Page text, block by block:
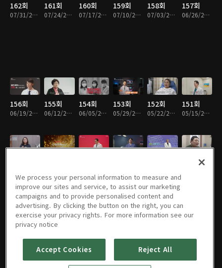
162회
07/31/2026 • 49분
161회
07/24/2026 • 48분
160회
07/17/2026 • 48분
159회
07/10/2026 • 48분
158회
07/03/2026 • 47분
157회
06/26/2026 • 47분
156회
06/19/2026 • 47분
155회
06/12/2026 • 46분
154회
06/05/2026 • 48분
153회
05/29/2026 • 47분
152회
05/22/2026 • 47분
151회
05/15/2026 • 47분
145회
144회
03/27/2026 • 47분
143회 142회 141회 140회 139회
We process your personal information to measure and
improve our sites and service, to assist our marketing
campaigns and to provide personalised content and
advertising. By clicking the button on the right, you can
exercise your privacy rights. For more information see our
privacy notice
Accept Cookies Reject All